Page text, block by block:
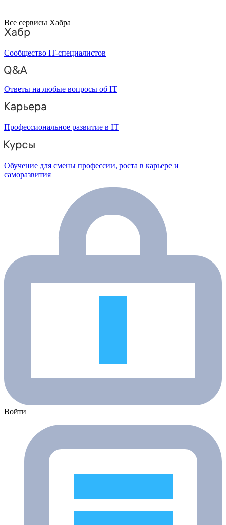
Все сервисы Хабра
Сообщество IT-специалистов
Ответы на любые вопросы об IT
Профессиональное развитие в IT
Обучение для смены профессии, роста в карьере и
саморазвития
Войти